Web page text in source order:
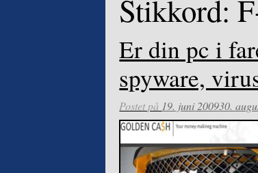
Stikkord:
Er din pc i
spyware,
Postet på 19. juni 200930.